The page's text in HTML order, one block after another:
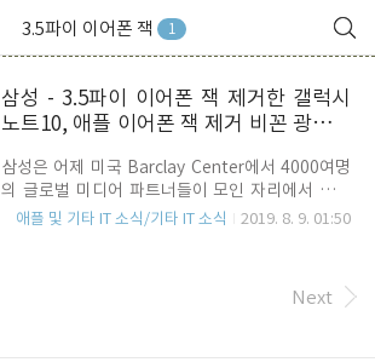
3.5파이 이어폰 잭 1
삼성 - 3.5파이 이어폰 잭 제거한 갤럭시
노트10, 애플 이어폰 잭 제거 비꼰 광고들
삼성은 어제 미국 Barclay Center에서 4000여명
의 글로벌 미디어 파트너들이 모인 자리에서 삼성
갤럭시 언팩 2019 행사를 개최하고 갤럭시 노트
는 3.5파이 이어폰 젝 제거 도 있습니다. 3.5파이 이
어폰 잭 제거는 애플이 이미 지난 2017년 아이폰 7
애플 및 기타 IT 소식/기타 IT 소식 2019. 8. 9. 01:50
Next